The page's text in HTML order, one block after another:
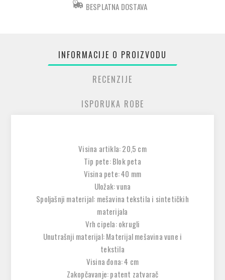
BESPLATNA DOSTAVA
INFORMACIJE O PROIZVODU
RECENZIJE
ISPORUKA ROBE
Visina artikla: 20,5 cm
Tip pete: Blok peta
Visina pete: 40 mm
Uložak: vuna
Spoljašnji materijal: mešavina tekstila i sintetičkih
materijala
Vrh cipela: okrugli
Unutrašnji materijal: Materijal mešavina vune i
tekstila
Visina đona: 4 cm
Zakopčavanje: patent zatvarač